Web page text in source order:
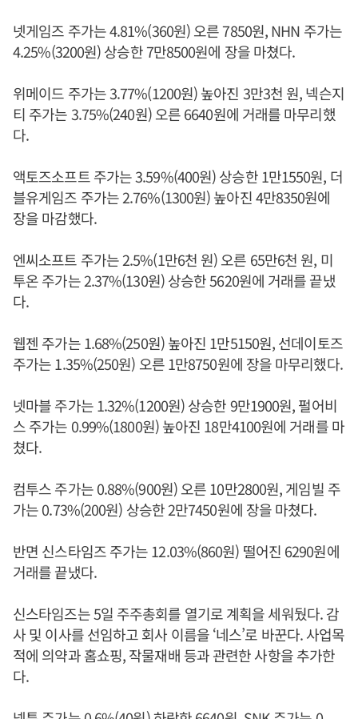
넷게임즈 주가는 4.81%(360원) 오른 7850원, NHN 주가는
4.25%(3200원) 상승한 7만8500원에 장을 마쳤다.
위메이드 주가는 3.77%(1200원) 높아진 3만3천 원, 넥슨지
티 주가는 3.75%(240원) 오른 6640원에 거래를 마무리했
다.
액토즈소프트 주가는 3.59%(400원) 상승한 1만1550원, 더
블유게임즈 주가는 2.76%(1300원) 높아진 4만8350원에
장을 마감했다.
엔씨소프트 주가는 2.5%(1만6천 원) 오른 65만6천 원, 미
투온 주가는 2.37%(130원) 상승한 5620원에 거래를 끝냈
다.
웹젠 주가는 1.68%(250원) 높아진 1만5150원, 선데이토즈
주가는 1.35%(250원) 오른 1만8750원에 장을 마무리했다.
넷마블 주가는 1.32%(1200원) 상승한 9만1900원, 펄어비
스 주가는 0.99%(1800원) 높아진 18만4100원에 거래를 마
쳤다.
컴투스 주가는 0.88%(900원) 오른 10만2800원, 게임빌 주
가는 0.73%(200원) 상승한 2만7450원에 장을 마쳤다.
반면 신스타임즈 주가는 12.03%(860원) 떨어진 6290원에
거래를 끝냈다.
신스타임즈는 5일 주주총회를 열기로 계획을 세워뒀다. 감
사 및 이사를 선임하고 회사 이름을 ‘네스’로 바꾼다. 사업목
적에 의약과 홈쇼핑, 작물재배 등과 관련한 사항을 추가한
다.